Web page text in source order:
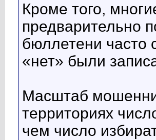
Кроме того,
предварительно
бюллетени часто
«нет» были
Масштаб
территориях
чем число